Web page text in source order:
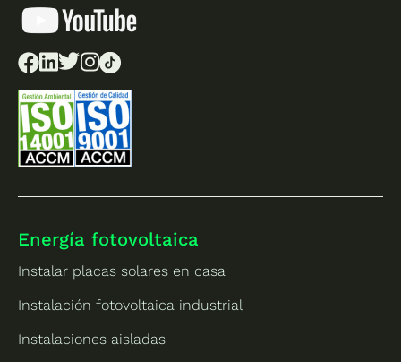
Energía fotovoltaica
Instalar placas solares en casa
Instalación fotovoltaica industrial
Instalaciones aisladas